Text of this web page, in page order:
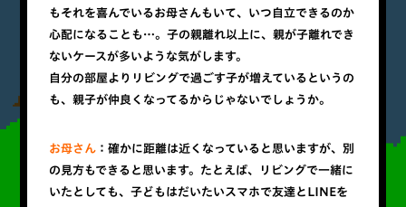
もそれを喜んでいるお母さんもいて、いつ自立できるのか
心配になることも…。子の親離れ以上に、親が子離れでき
ないケースが多いような気がします。
自分の部屋よりリビングで過ごす子が増えているというの
も、親子が仲良くなってるからじゃないでしょうか。
お母さん ：確かに距離は近くなっていると思いますが、別
の見方もできると思います。たとえば、リビングで一緒に
いたとしても、子どもはだいたいスマホで友達とLINEを